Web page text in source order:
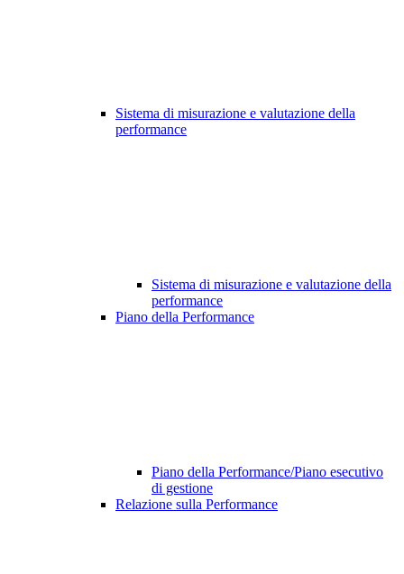
Sistema di misurazione e valutazione della
performance
Sistema di misurazione e valutazione della
performance
Piano della Performance
Piano della Performance/Piano esecutivo
di gestione
Relazione sulla Performance